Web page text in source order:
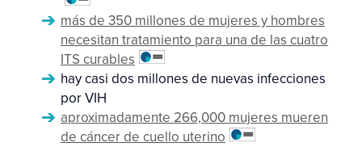
más de 350 millones de mujeres y hombres
necesitan tratamiento para una de las cuatro
ITS curables
hay casi dos millones de nuevas infecciones
por VIH
aproximadamente 266,000 mujeres mueren
de cáncer de cuello uterino